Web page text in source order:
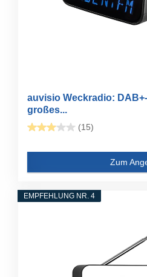
auvisio Weckradio:
großes...
(15)
Zum
EMPFEHLUNG NR. 4